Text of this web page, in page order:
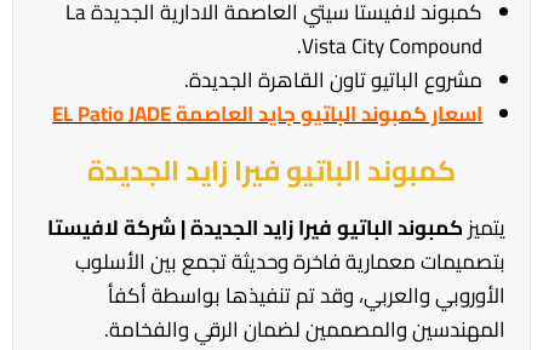
كمبوند لافيستا سيتي العاصمة الادارية الجديدة La
Vista City Compound.
مشروع الباتيو تاون القاهرة الجديدة.
اسعار كمبوند الباتيو جايد العاصمة EL Patio JADE
كمبوند الباتيو فيرا زايد الجديدة
يتميزكمبوند الباتيو فيرا زايد الجديدة | شركة لافيستا
بتصميمات معمارية فاخرة وحديثة تجمع بين الأسلوب
الأوروبي والعربي، وقد تم تنفيذها بواسطة أكفأ
المهندسين والمصممين لضمان الرقي والفخامة.